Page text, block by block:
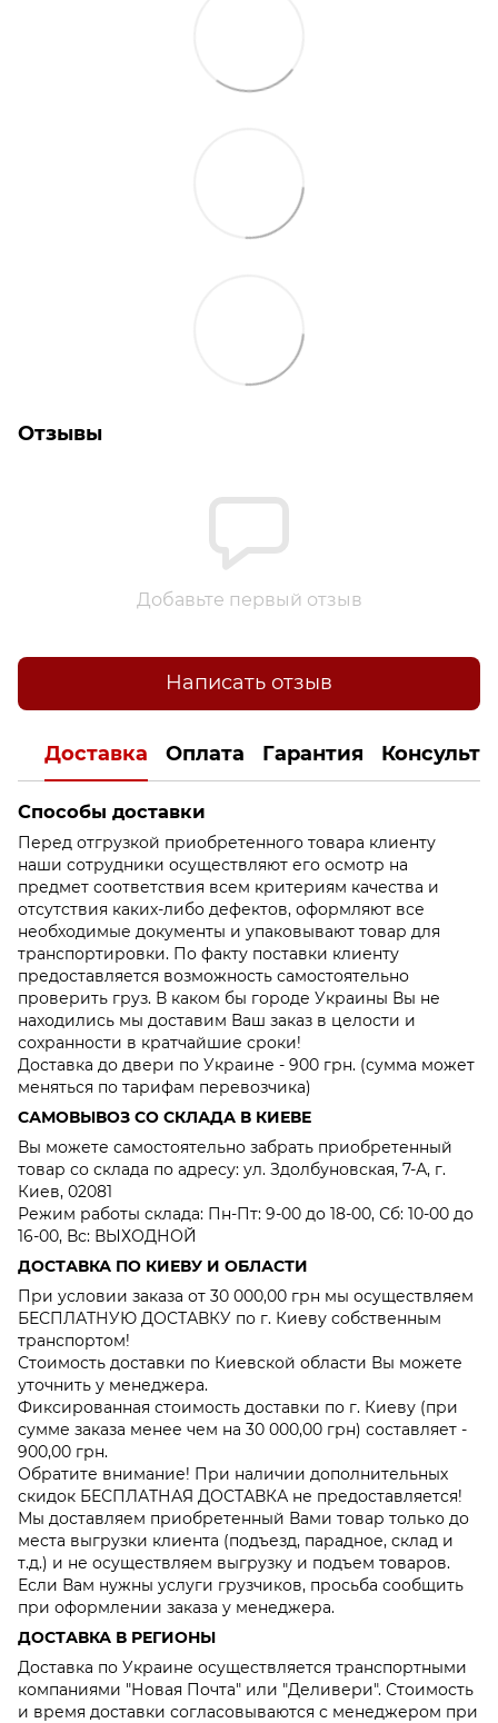
Отзывы
Добавьте первый отзыв
Написать отзыв
Доставка Оплата Гарантия
Способы доставки
Перед отгрузкой приобретенного товара клиенту
наши сотрудники осуществляют его осмотр на
предмет соответствия всем критериям качества и
отсутствия каких-либо дефектов, оформляют все
необходимые документы и упаковывают товар для
транспортировки. По факту поставки клиенту
предоставляется возможность самостоятельно
проверить груз. В каком бы городе Украины Вы не
находились мы доставим Ваш заказ в целости и
сохранности в кратчайшие сроки!
Доставка до двери по Украине - 900 грн. (сумма может
меняться по тарифам перевозчика)
САМОВЫВОЗ СО СКЛАДА В КИЕВЕ
Вы можете самостоятельно забрать приобретенный
товар со склада по адресу: ул. Здолбуновская, 7-А, г.
Киев, 02081
Режим работы склада: Пн-Пт: 9-00 до 18-00, Сб: 10-00 до
16-00, Вс: ВЫХОДНОЙ
ДОСТАВКА ПО КИЕВУ И ОБЛАСТИ
При условии заказа от 30 000,00 грн мы осуществляем
БЕСПЛАТНУЮ ДОСТАВКУ по г. Киеву собственным
транспортом!
Стоимость доставки по Киевской области Вы можете
уточнить у менеджера.
Фиксированная стоимость доставки по г. Киеву (при
сумме заказа менее чем на 30 000,00 грн) составляет -
900,00 грн.
Обратите внимание! При наличии дополнительных
скидок БЕСПЛАТНАЯ ДОСТАВКА не предоставляется!
Мы доставляем приобретенный Вами товар только до
места выгрузки клиента (подъезд, парадное, склад и
т.д.) и не осуществляем выгрузку и подъем товаров.
Если Вам нужны услуги грузчиков, просьба сообщить
при оформлении заказа у менеджера.
ДОСТАВКА В РЕГИОНЫ
Доставка по Украине осуществляется транспортными
компаниями "Новая Почта" или "Деливери". Стоимость
и время доставки согласовываются с менеджером при